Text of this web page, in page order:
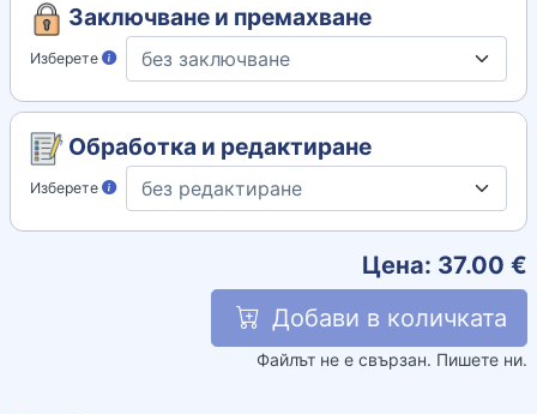
Заключване и премахване
Изберете
Обработка и редактиране
Изберете
Цена: 37.00 €
Добави в количката
Файлът не е свързан. Пишете ни.